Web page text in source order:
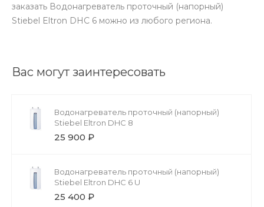
заказать Водонагреватель проточный (напорный)
Stiebel Eltron DHC 6 можно из любого региона.
Вас могут заинтересовать
Водонагреватель проточный (напорный)
Stiebel Eltron DHC 8
25 900 ₽
Водонагреватель проточный (напорный)
Stiebel Eltron DHC 6 U
25 400 ₽